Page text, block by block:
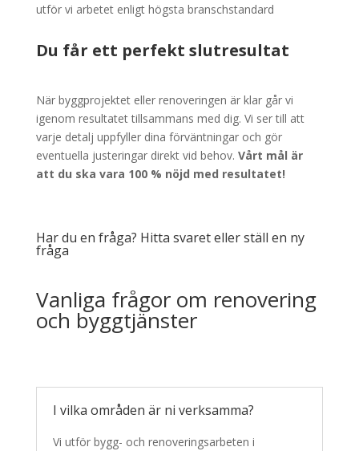
utför vi arbetet enligt högsta branschstandard
Du får ett perfekt slutresultat
När byggprojektet eller renoveringen är klar går vi
igenom resultatet tillsammans med dig. Vi ser till att
varje detalj uppfyller dina förväntningar och gör
eventuella justeringar direkt vid behov. Vårt mål är
att du ska vara 100 % nöjd med resultatet!
Har du en fråga? Hitta svaret eller ställ en ny
fråga
Vanliga frågor om renovering
och byggtjänster
I vilka områden är ni verksamma?
Vi utför bygg- och renoveringsarbeten i